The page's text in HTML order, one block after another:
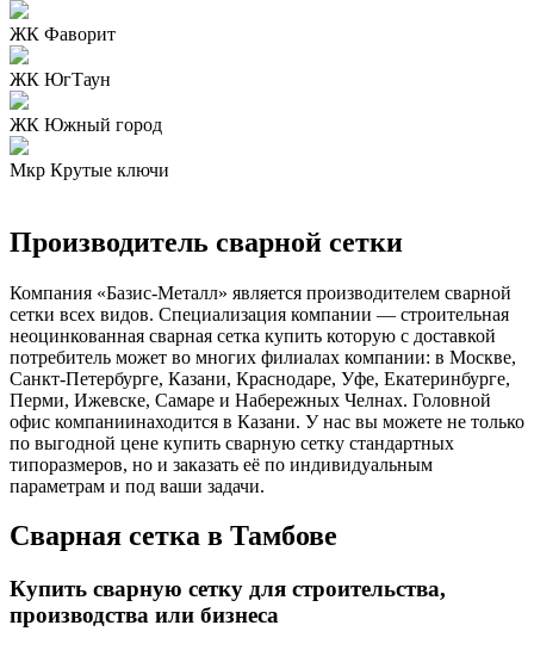
ЖК Фаворит
ЖК ЮгТаун
ЖК Южный город
Мкр Крутые ключи
Производитель сварной сетки
Компания «Базис-Металл» является производителем сварной
сетки всех видов. Специализация компании — строительная
неоцинкованная сварная сетка купить которую с доставкой
потребитель может во многих филиалах компании: в Москве,
Санкт-Петербурге, Казани, Краснодаре, Уфе, Екатеринбурге,
Перми, Ижевске, Самаре и Набережных Челнах. Головной
офис компаниинаходится в Казани. У нас вы можете не только
по выгодной цене купить сварную сетку стандартных
типоразмеров, но и заказать её по индивидуальным
параметрам и под ваши задачи.
Сварная сетка в Тамбове
Купить сварную сетку для строительства,
производства или бизнеса